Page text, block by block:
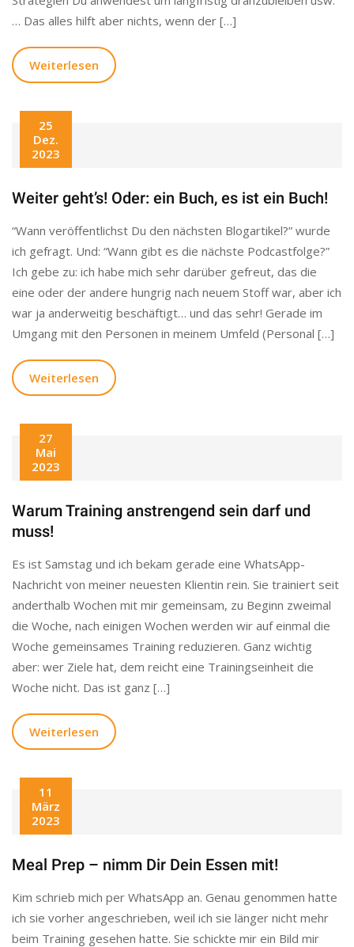
… Das alles hilft aber nichts, wenn der […]
Weiterlesen
25
Dez.
2023
Weiter geht’s! Oder: ein Buch, es ist ein Buch!
“Wann veröffentlichst Du den nächsten Blogartikel?” wurde
ich gefragt. Und: “Wann gibt es die nächste Podcastfolge?”
Ich gebe zu: ich habe mich sehr darüber gefreut, das die
eine oder der andere hungrig nach neuem Stoff war, aber ich
war ja anderweitig beschäftigt… und das sehr! Gerade im
Umgang mit den Personen in meinem Umfeld (Personal […]
Weiterlesen
27
Mai
2023
Warum Training anstrengend sein darf und
muss!
Es ist Samstag und ich bekam gerade eine WhatsApp-
Nachricht von meiner neuesten Klientin rein. Sie trainiert seit
anderthalb Wochen mit mir gemeinsam, zu Beginn zweimal
die Woche, nach einigen Wochen werden wir auf einmal die
Woche gemeinsames Training reduzieren. Ganz wichtig
aber: wer Ziele hat, dem reicht eine Trainingseinheit die
Woche nicht. Das ist ganz […]
Weiterlesen
11
März
2023
Meal Prep – nimm Dir Dein Essen mit!
Kim schrieb mich per WhatsApp an. Genau genommen hatte
ich sie vorher angeschrieben, weil ich sie länger nicht mehr
beim Training gesehen hatte. Sie schickte mir ein Bild mir